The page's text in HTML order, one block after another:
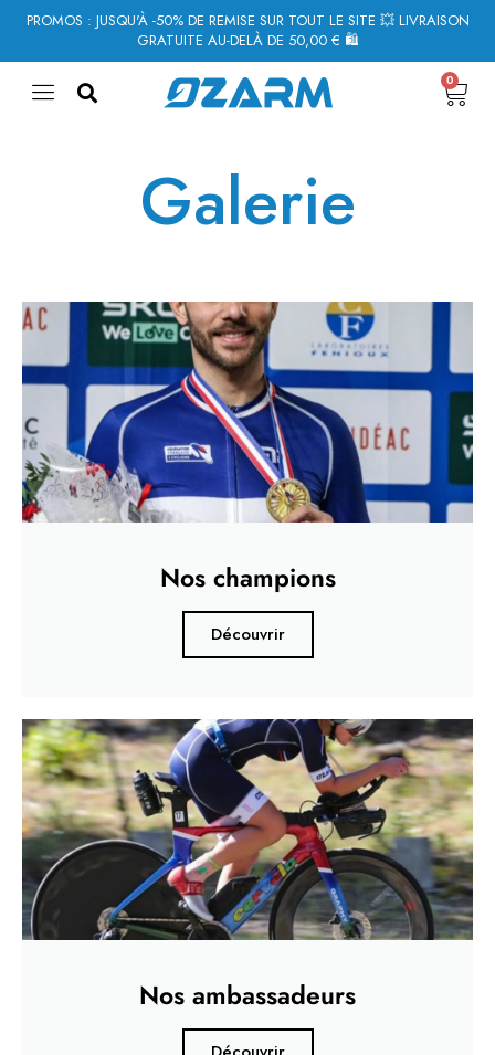
PROMOS : JUSQU'À -50% DE REMISE SUR TOUT LE SITE 💥 LIVRAISON
GRATUITE AU-DELÀ DE 50,00 € 🛍
0
Galerie
Nos champions
Découvrir
Nos ambassadeurs